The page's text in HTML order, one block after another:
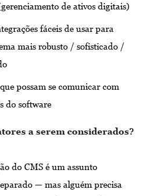
de ativos digitais)
fáceis de usar para
mais robusto / sofisticado /
possam se comunicar com
do software
a serem considerados?
do CMS é um assunto
— mas alguém precisa